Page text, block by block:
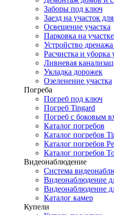
Заборы под ключ
Заезд на участок
Освещение участка
Парковка на участке
Устройство
Расчистка и уборка
Ливневая
Укладка дорожек
Озеленение участка
Погреба
Погреб под ключ
Погреб Tingard
Погреб с боковым
Каталог погребов
Каталог погребов
Каталог погребов
Каталог погребов
Видеонаблюдение
Система
Видеонаблюдение
Видеонаблюдение
Каталог камер
Купели